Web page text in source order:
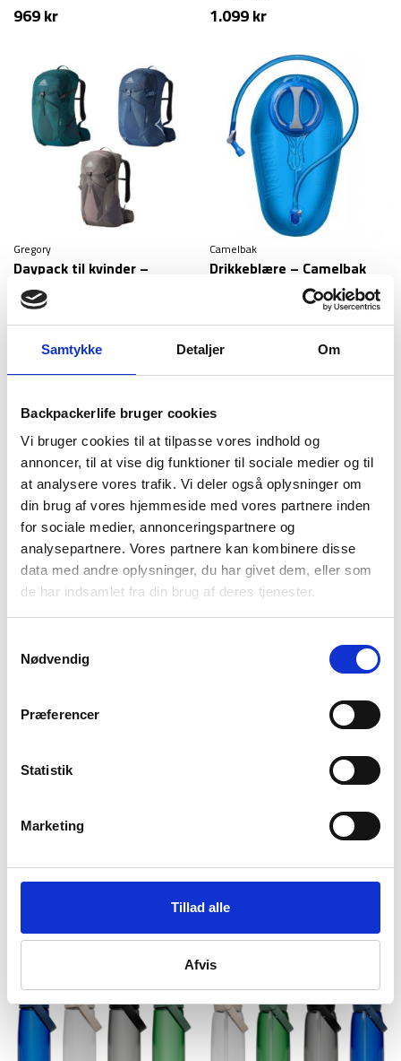
Samtykke Detaljer Om
Backpackerlife bruger cookies
Vi bruger cookies til at tilpasse vores indhold og
annoncer, til at vise dig funktioner til sociale medier og til
at analysere vores trafik. Vi deler også oplysninger om
din brug af vores hjemmeside med vores partnere inden
for sociale medier, annonceringspartnere og
analysepartnere. Vores partnere kan kombinere disse
data med andre oplysninger, du har givet dem, eller som
de har indsamlet fra din brug af deres tjenester.
Nødvendig
Præferencer
Statistik
Marketing
Tillad alle
Afvis
969kr 1.099kr
Gregory
Daypack til kvinder –
Gregory Juno – 30 liter
1.329
Camelbak
Drikkeblære – Camelbak
Crux Reservoir – 2 liter
Camelbak
Drikkedunk – Camelbak
Eddy+ – 1 liter
179kr
Camelbak
Drikkedunk – Camelbak
Thrive Chug – 1 liter
189kr
Drikkedunk – Camelbak
Thrive Chug – 1,5 liter
Drikkedunk – Camelbak
Thrive Chug – 600 ml
159